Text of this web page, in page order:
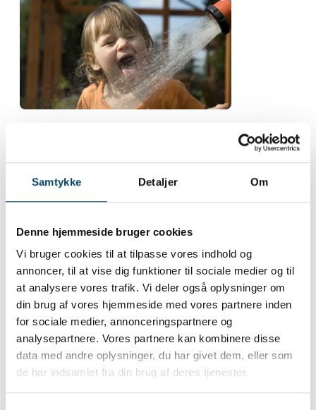
Samtykke Detaljer Om
Denne hjemmeside bruger cookies
Vi bruger cookies til at tilpasse vores indhold og
annoncer, til at vise dig funktioner til sociale medier og til
at analysere vores trafik. Vi deler også oplysninger om
din brug af vores hjemmeside med vores partnere inden
for sociale medier, annonceringspartnere og
analysepartnere. Vores partnere kan kombinere disse
data med andre oplysninger, du har givet dem, eller som
de har indsamlet fra din brug af deres tjenester.
Alt liv på denne Jord er afhængigt af vand i et
For eksempel består menneskekroppen af cirka
60 procent vand, som hele tiden mistes når vi
tisser, sveder og bare trækker vejret.
begynde at flyde dårligere. I ekstreme tilfælde
vil dehydrering sende os en tur på hospitalet - i
bedste fald.
Men også dyr og planter er afhængige af vand.
Det er ikke ny vide for nogen af os.
I anledning af Vandets Dag 2024, vil vi derfor
nok engang opfordre til, at vi alle bliver bedre til
at beskytte vandmiljøet.
UNDGÅ at bruge sprøjtegift i haven – brug